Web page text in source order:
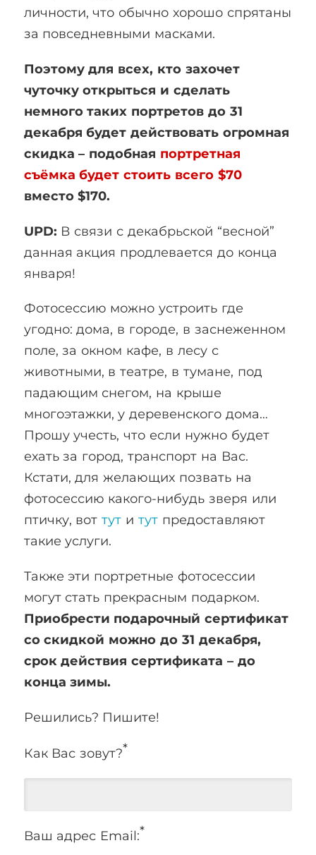
личности, что обычно хорошо спрятаны
за повседневными масками.
Поэтому для всех, кто захочет
чуточку открыться и сделать
немного таких портретов до 31
декабря будет действовать огромная
скидка – подобная портретная
съёмка будет стоить всего $70
вместо $170.
UPD: В связи с декабрьской “весной”
данная акция продлевается до конца
января!
Фотосессию можно устроить где
угодно: дома, в городе, в заснеженном
поле, за окном кафе, в лесу с
животными, в театре, в тумане, под
падающим снегом, на крыше
многоэтажки, у деревенского дома…
Прошу учесть, что если нужно будет
ехать за город, транспорт на Вас.
Кстати, для желающих позвать на
фотосессию какого-нибудь зверя или
птичку, воттут итут предоставляют
такие услуги.
Также эти портретные фотосессии
могут стать прекрасным подарком.
Приобрести подарочный сертификат
со скидкой можно до 31 декабря,
срок действия сертификата – до
конца зимы.
Решились? Пишите!
Как Вас зовут?*
Ваш адрес Email:*